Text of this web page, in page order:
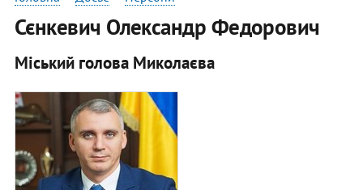
Сєнкевич Олександр Федорович
Міський голова Миколаєва